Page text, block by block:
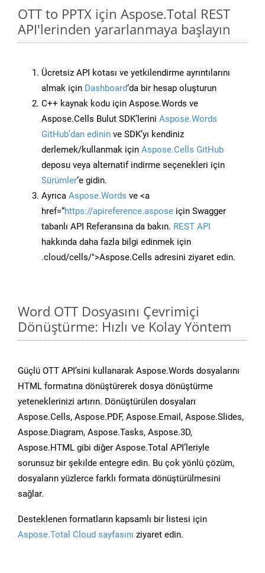
OTT to PPTX için Aspose.Total REST
API'lerinden yararlanmaya başlayın
Ücretsiz API kotası ve yetkilendirme ayrıntılarını
almak için Dashboard‘da bir hesap oluşturun
C++ kaynak kodu için Aspose.Words ve
Aspose.Cells Bulut SDK’lerini Aspose.Words
GitHub’dan edinin ve SDK’yı kendiniz
derlemek/kullanmak için Aspose.Cells GitHub
deposu veya alternatif indirme seçenekleri için
Sürümler‘e gidin.
Ayrıca Aspose.Words ve <a
href=“https://apireference.aspose için Swagger
tabanlı API Referansına da bakın. REST API
hakkında daha fazla bilgi edinmek için
.cloud/cells/">Aspose.Cells adresini ziyaret edin.
Word OTT Dosyasını Çevrimiçi
Dönüştürme: Hızlı ve Kolay Yöntem
Güçlü OTT API’sini kullanarak Aspose.Words dosyalarını
HTML formatına dönüştürerek dosya dönüştürme
yeteneklerinizi artırın. Dönüştürülen dosyaları
Aspose.Cells, Aspose.PDF, Aspose.Email, Aspose.Slides,
Aspose.Diagram, Aspose.Tasks, Aspose.3D,
Aspose.HTML gibi diğer Aspose.Total API’leriyle
sorunsuz bir şekilde entegre edin. Bu çok yönlü çözüm,
dosyaların yüzlerce farklı formata dönüştürülmesini
sağlar.
Desteklenen formatların kapsamlı bir listesi için
Aspose.Total Cloud sayfasını ziyaret edin.